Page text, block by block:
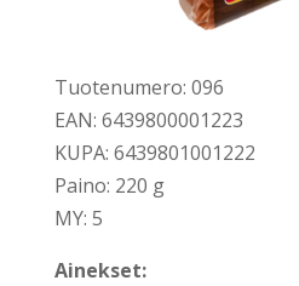
Tuo­te­nu­me­ro: 096
EAN: 6439800001223
KUPA: 6439801001222
Pai­no: 220 g
MY: 5
Ainek­set: